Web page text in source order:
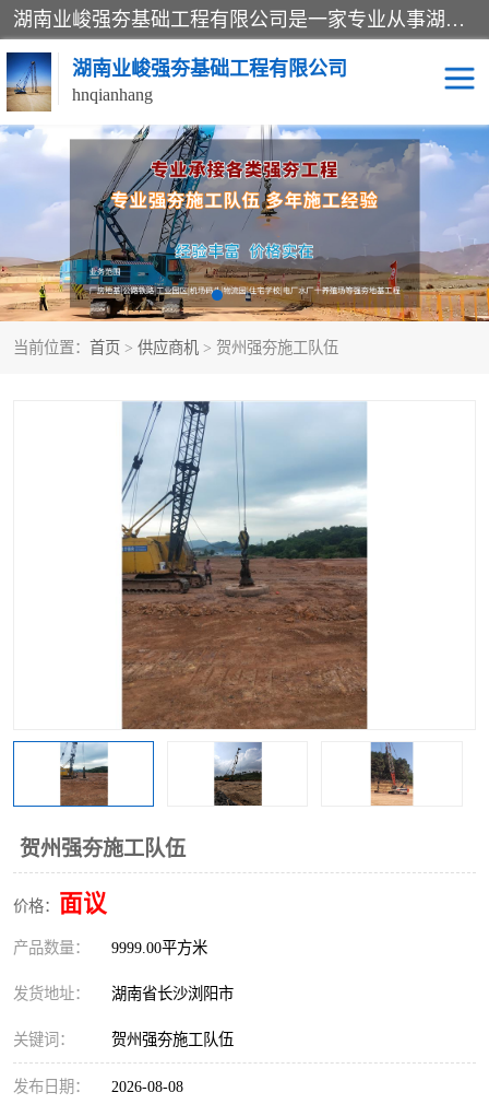
湖南业峻强夯基础工程有限公司是一家专业从事湖南强夯基础工程、强夯机租赁，地基处理的施工单位。业务覆盖：湖南、广东，江西等地。可承接1000KN.m-25000KN.m强夯（置换）工程。公司创始人是国内较早期从事强夯施工的建设者，经过多年的一步一个脚印的发展，在行业内具有较高的度和良好的口碑。
湖南业峻强夯基础工程有限公司
hnqianhang
当前位置： 首页 > 供应商机 > 贺州强夯施工队伍
贺州强夯施工队伍
价格： 面议
产品数量： 9999.00平方米
发货地址： 湖南省长沙浏阳市
关键词： 贺州强夯施工队伍
发布日期： 2026-08-08
强夯施工案例 强夯机租赁
强夯施工工程 强夯施工队伍
强夯队伍